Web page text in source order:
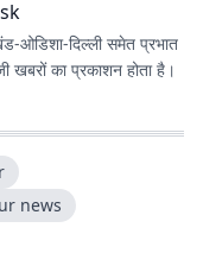
ओडिशा-दिल्‍ली समेत प्रभात
खबरों का प्रकाशन होता है।
news